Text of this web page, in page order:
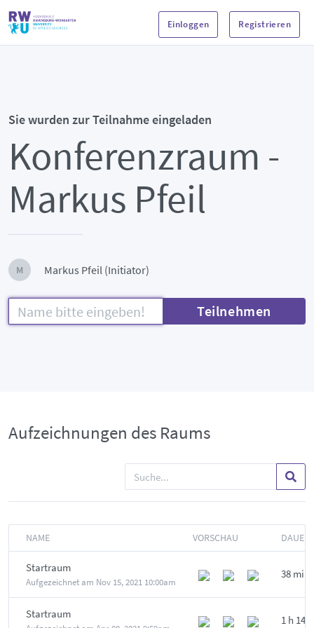
Einloggen Registrieren
Sie wurden zur Teilnahme eingeladen
Konferenzraum -
Markus Pfeil
M Markus Pfeil (Initiator)
Teilnehmen
Aufzeichnungen des Raums
NAME VORSCHAU DAUER
Startraum
Aufgezeichnet am Nov 15, 2021 10:00am
38 min
Startraum 1 h 14